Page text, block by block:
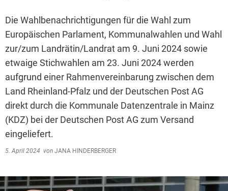
Die Wahlbenachrichtigungen für die Wahl zum
Europäischen Parlament, Kommunalwahlen und Wahl
zur/zum Landrätin/Landrat am 9. Juni 2024 sowie
etwaige Stichwahlen am 23. Juni 2024 werden
aufgrund einer Rahmenvereinbarung zwischen dem
Land Rheinland-Pfalz und der Deutschen Post AG
direkt durch die Kommunale Datenzentrale in Mainz
(KDZ) bei der Deutschen Post AG zum Versand
eingeliefert.
5. April 2024 von JANA HINDERBERGER